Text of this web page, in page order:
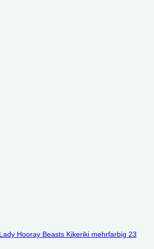
Hooray Beasts Kikeriki mehrfarbig 23